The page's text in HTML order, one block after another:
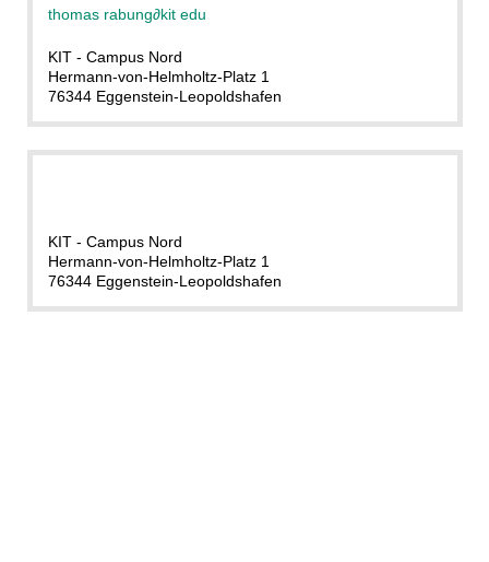
thomas rabung∂kit edu
KIT - Campus Nord
Hermann-von-Helmholtz-Platz 1
76344 Eggenstein-Leopoldshafen
KIT - Campus Nord
Hermann-von-Helmholtz-Platz 1
76344 Eggenstein-Leopoldshafen